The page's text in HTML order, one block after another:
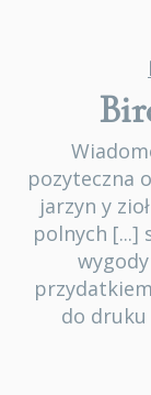
pozyteczna
jarzyn y
polnych [...]
do druku